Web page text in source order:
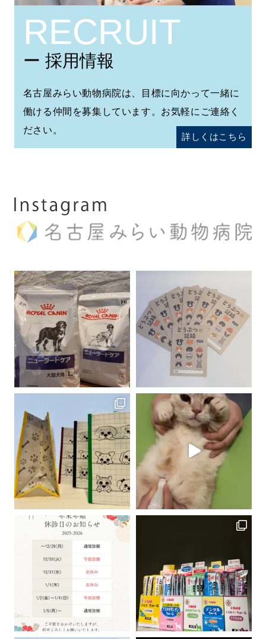
RECRUIT
ー 採用情報
名古屋みらい動物病院は、目標に向かって一緒に
働ける仲間を募集しています。お気軽にご連絡く
ださい。
詳しくはこちら